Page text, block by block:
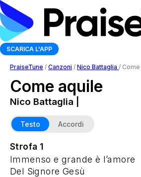
SCARICA L'APP
PraiseTune / Canzoni / Nico Battaglia /
Come aquile
Nico Battaglia |
Testo Accordi
Strofa 1
Immenso e grande è l’amore
Del Signore Gesù